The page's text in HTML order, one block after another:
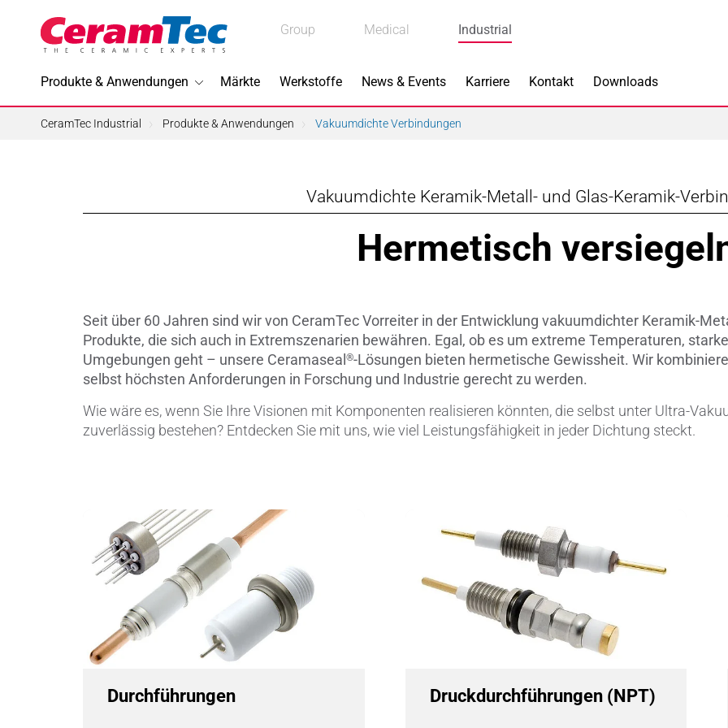
Group Medical Industrial
Produkte & Anwendungen
3D-Druck
Halbleiterindustrie
Piezotechnik
Pumpen, Ventile & Dichtungen
Sensoren & Messwandler
Bremskomponenten
Handschuh-Tauchformen
Katalysatorträger
Kühlkörper
Mahlmedien
Rohre
Salzkerne
Sensoren & Messwandler
Märkte Werkstoffe News & Events Karriere Kontakt Downloads
Medical
Medical
Industrial
CeramTec Industrial Produkte & Anwendungen Vakuumdichte Verbindungen
Vakuumdichte Keramik-Metall- und Glas-Keramik-
Hermetisch
Seit über 60 Jahren sind wir von CeramTec Vorreiter in der Entwicklung vakuumdichter Keramik-
Produkte, die sich auch in Extremszenarien bewähren. Egal, ob es um extreme Temperaturen,
Umgebungen geht – unsere Ceramaseal ®-Lösungen bieten hermetische Gewissheit. Wir
selbst höchsten Anforderungen in Forschung und Industrie gerecht zu werden.
Wie wäre es, wenn Sie Ihre Visionen mit Komponenten realisieren könnten, die selbst unter Ultra-
zuverlässig bestehen? Entdecken Sie mit uns, wie viel Leistungsfähigkeit in jeder Dichtung steckt.
Durchführungen Druckdurchführungen (NPT)